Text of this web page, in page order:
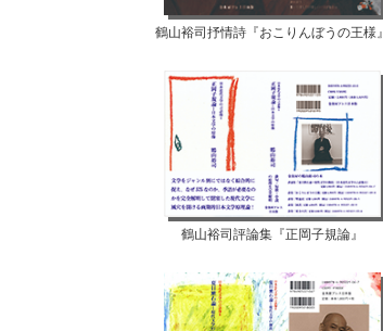
鶴山裕司抒情詩『おこりんぼうの王様』
鶴山裕司評論集『正岡子規論』